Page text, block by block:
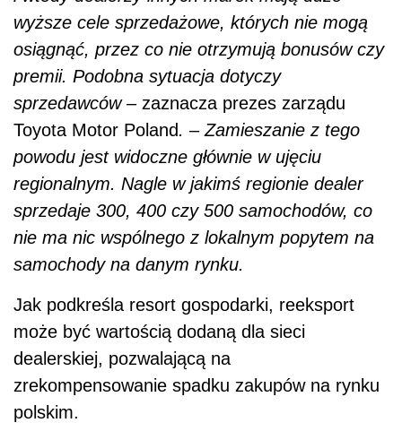
wyższe cele sprzedażowe, których nie mogą
osiągnąć, przez co nie otrzymują bonusów czy
premii. Podobna sytuacja dotyczy
sprzedawców – zaznacza prezes zarządu
Toyota Motor Poland. – Zamieszanie z tego
powodu jest widoczne głównie w ujęciu
regionalnym. Nagle w jakimś regionie dealer
sprzedaje 300, 400 czy 500 samochodów, co
nie ma nic wspólnego z lokalnym popytem na
samochody na danym rynku.
Jak podkreśla resort gospodarki, reeksport
może być wartością dodaną dla sieci
dealerskiej, pozwalającą na
zrekompensowanie spadku zakupów na rynku
polskim.